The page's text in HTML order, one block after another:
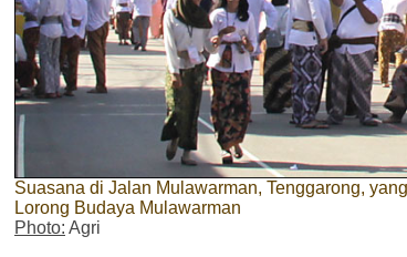
Suasana di Jalan Mulawarman, Tenggarong,
Lorong Budaya Mulawarman
Photo: Agri